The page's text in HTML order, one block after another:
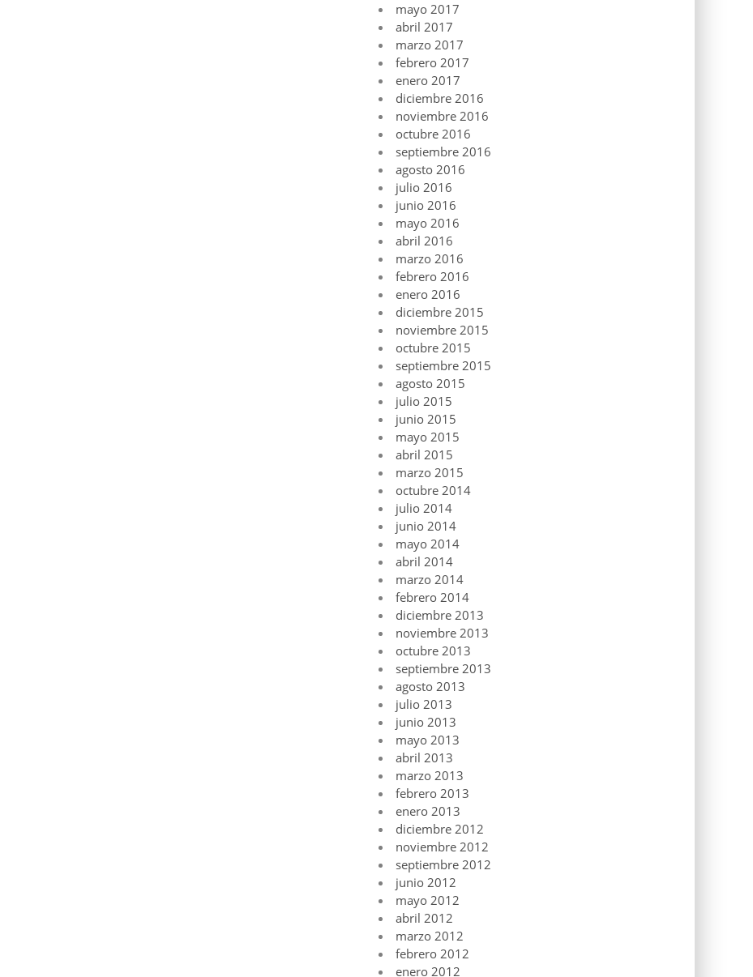
mayo 2017
abril 2017
marzo 2017
febrero 2017
enero 2017
diciembre 2016
noviembre 2016
octubre 2016
septiembre 2016
agosto 2016
julio 2016
junio 2016
mayo 2016
abril 2016
marzo 2016
febrero 2016
enero 2016
diciembre 2015
noviembre 2015
octubre 2015
septiembre 2015
agosto 2015
julio 2015
junio 2015
mayo 2015
abril 2015
marzo 2015
octubre 2014
julio 2014
junio 2014
mayo 2014
abril 2014
marzo 2014
febrero 2014
diciembre 2013
noviembre 2013
octubre 2013
septiembre 2013
agosto 2013
julio 2013
junio 2013
mayo 2013
abril 2013
marzo 2013
febrero 2013
enero 2013
diciembre 2012
noviembre 2012
septiembre 2012
junio 2012
mayo 2012
abril 2012
marzo 2012
febrero 2012
enero 2012